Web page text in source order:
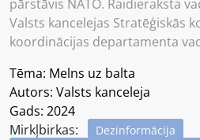
pārstāvis NATO. Raidieraksta
Valsts kancelejas Stratēģiskās
koordinācijas departamenta
Tēma: Melns uz balta
Autors: Valsts kanceleja
Gads: 2024
Mirkļbirkas:
Dezinformācija